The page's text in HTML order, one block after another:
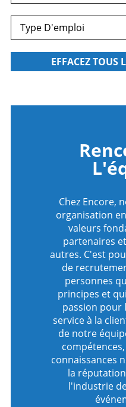
Type D'emploi
Chez Encore,
organisation
valeurs
partenaires
autres. C'est
de
personnes
principes et
passion pour
service à la
de notre
connaissances
la
l'industrie